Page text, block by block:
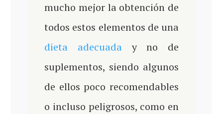
mucho mejor la obtención de
todos estos elementos de una
dieta adecuaday no de
suplementos, siendo algunos
de ellos poco recomendables
o incluso peligrosos, como en